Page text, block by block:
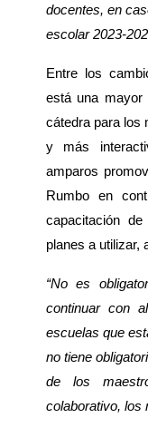
docentes, en
escolar 2023-
Entre los
está una mayor
cátedra para los
y más
amparos
Rumbo en
capacitación
planes a utilizar,
“No es
continuar con
escuelas que
no tiene
de los
colaborativo, los